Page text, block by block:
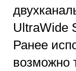
UltraWide
Ранее
возможно